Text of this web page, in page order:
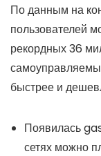
По данным на
пользователей
рекордных 36
быстрее и
Появилась
сетях можно